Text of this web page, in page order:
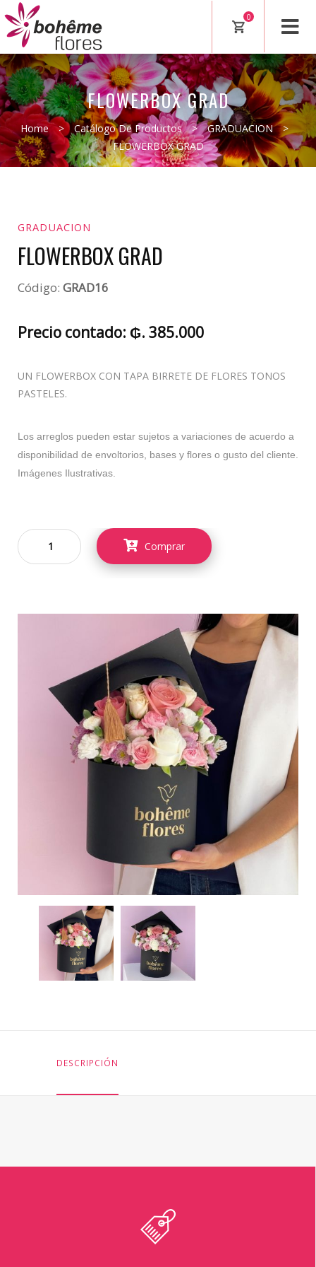
0
FLOWERBOX GRAD
Home > Catálogo De Productos > GRADUACION
>
FLOWERBOX GRAD
GRADUACION
FLOWERBOX GRAD
Código: GRAD16
Precio contado: ₲. 385.000
UN FLOWERBOX CON TAPA BIRRETE DE FLORES TONOS
PASTELES.
Los arreglos pueden estar sujetos a variaciones de acuerdo a
disponibilidad de envoltorios, bases y flores o gusto del cliente.
Imágenes Ilustrativas.
Comprar
DESCRIPCIÓN